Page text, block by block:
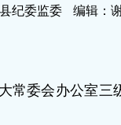
纪委监委 编辑：
常委会办公室